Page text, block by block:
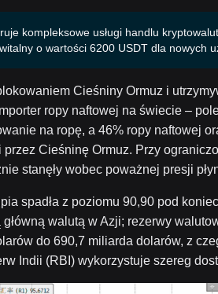
kompleksowe usługi handlu
o wartości 6200 USDT dla nowych
Cieśniny Ormuz i
ropy naftowej na świecie –
na ropę, a 46% ropy naftowej
przez Cieśninę Ormuz. Przy
stanęły wobec poważnej presji
spadła z poziomu 90,90 pod
główną walutą w Azji; rezerwy
do 690,7 miliarda dolarów, z
Indii (RBI) wykorzystuje szereg